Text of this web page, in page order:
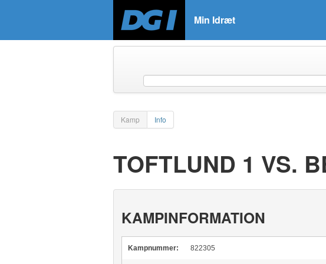
Min Idræt
Kamp Info
TOFTLUND 1 VS.
KAMPINFORMATION
Kampnummer: 822305